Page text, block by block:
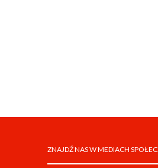
ZNAJDŹ NAS W MEDIACH